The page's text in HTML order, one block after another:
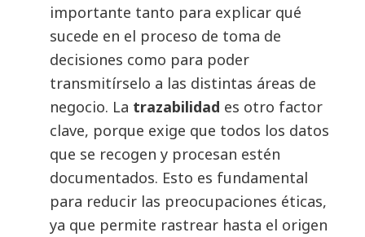
importante tanto para explicar qué
sucede en el proceso de toma de
decisiones como para poder
transmitírselo a las distintas áreas de
negocio. La trazabilidad es otro factor
clave, porque exige que todos los datos
que se recogen y procesan estén
documentados. Esto es fundamental
para reducir las preocupaciones éticas,
ya que permite rastrear hasta el origen